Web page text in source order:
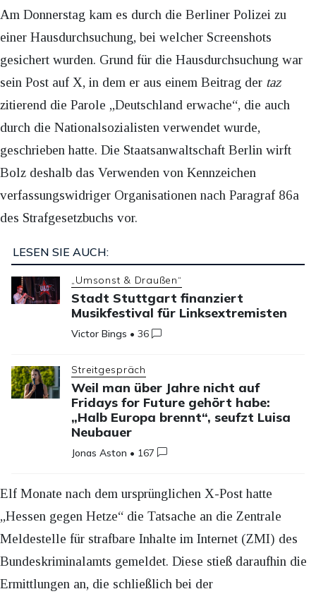
Am Donnerstag kam es durch die Berliner Polizei zu
einer Hausdurchsuchung, bei welcher Screenshots
gesichert wurden. Grund für die Hausdurchsuchung war
sein Post auf X, in dem er aus einem Beitrag der taz
zitierend die Parole „Deutschland erwache“, die auch
durch die Nationalsozialisten verwendet wurde,
geschrieben hatte. Die Staatsanwaltschaft Berlin wirft
Bolz deshalb das Verwenden von Kennzeichen
verfassungswidriger Organisationen nach Paragraf 86a
des Strafgesetzbuchs vor.
LESEN SIE AUCH:
„Umsonst & Draußen“
Stadt Stuttgart finanziert
Musikfestival für Linksextremisten
Victor Bings •36
Streitgespräch
Weil man über Jahre nicht auf
Fridays for Future gehört habe:
„Halb Europa brennt“, seufzt Luisa
Neubauer
Jonas Aston • 167
Elf Monate nach dem ursprünglichen X-Post hatte
„Hessen gegen Hetze“ die Tatsache an die Zentrale
Meldestelle für strafbare Inhalte im Internet (ZMI) des
Bundeskriminalamts gemeldet. Diese stieß daraufhin die
Ermittlungen an, die schließlich bei der